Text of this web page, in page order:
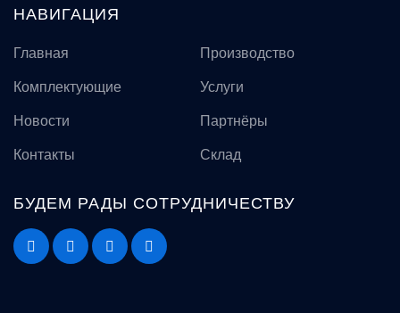
НАВИГАЦИЯ
Главная Производство
Комплектующие Услуги
Новости Партнёры
Контакты Склад
БУДЕМ РАДЫ СОТРУДНИЧЕСТВУ